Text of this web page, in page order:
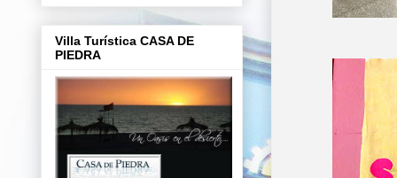
Villa Turística CASA DE
PIEDRA